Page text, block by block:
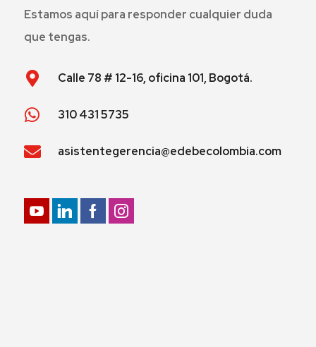
Estamos aquí para responder cualquier duda
que tengas.
Calle 78 # 12-16, oficina 101, Bogotá.
310 431 5735
asistentegerencia@edebecolombia.com